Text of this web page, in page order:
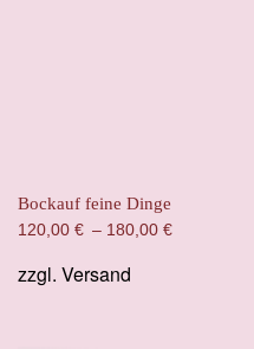
Bockauf feine Dinge
120,00 € – 180,00 €
zzgl. Versand